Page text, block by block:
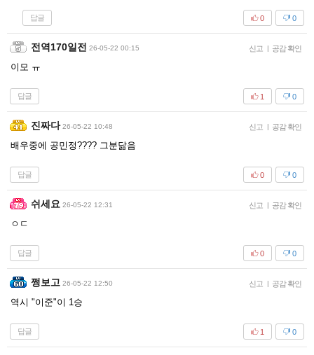
답글 0
0
전역170일전 26-05-22 00:15 신고 | 공감 확인
이모 ㅠ
답글 0
1
진짜다 26-05-22 10:48 신고 | 공감 확인
배우중에 공민정???? 그분닮음
답글 0
0
쉬세요 26-05-22 12:31 신고 | 공감 확인
ㅇㄷ
답글 0
0
쩡보고 26-05-22 12:50 신고 | 공감 확인
역시 "이준"이 1승
답글 0
1